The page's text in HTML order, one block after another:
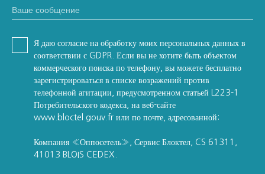
Ваше сообщение
Я даю согласие на обработку моих персональных данных в
соответствии с GDPR. Если вы не хотите быть объектом
коммерческого поиска по телефону, вы можете бесплатно
зарегистрироваться в списке возражений против
телефонной агитации, предусмотренном статьей L223-1
Потребительского кодекса, на веб-сайте
www.bloctel.gouv.fr или по почте, адресованной:
Компания «Оппосетель», Сервис Блоктел, CS 61311,
41013 BLOIS CEDEX.